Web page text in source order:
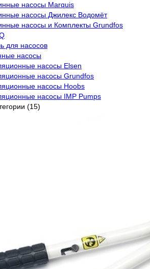
насосы Marquis
насосы Джилекс Водомёт
насосы и Комплекты Grundfos
для насосов
насосы
насосы Elsen
насосы Grundfos
насосы Hoobs
насосы IMP Pumps
(15)